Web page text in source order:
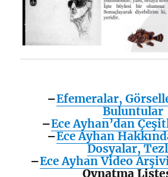
–Efemeralar,
Buluntular
–Ece Ayhan’dan
–Ece Ayhan
Dosyalar,
–Ece Ayhan Video
Oynatma